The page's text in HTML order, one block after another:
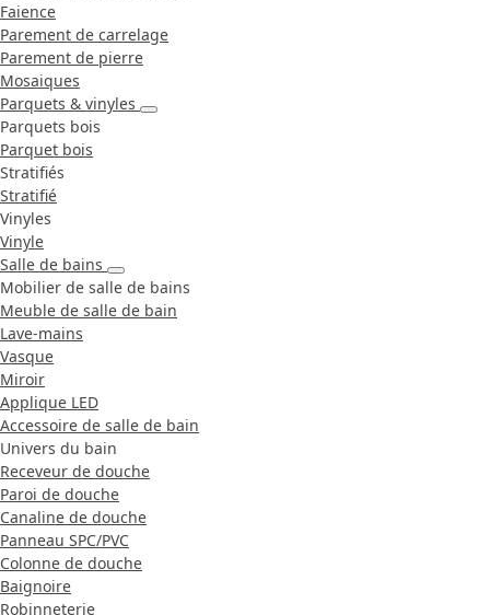
Faience
Parement de carrelage
Parement de pierre
Mosaiques
Parquets & vinyles
Parquets bois
Parquet bois
Stratifiés
Stratifié
Vinyles
Vinyle
Salle de bains
Mobilier de salle de bains
Meuble de salle de bain
Lave-mains
Vasque
Miroir
Applique LED
Accessoire de salle de bain
Univers du bain
Receveur de douche
Paroi de douche
Canaline de douche
Panneau SPC/PVC
Colonne de douche
Baignoire
Robinneterie